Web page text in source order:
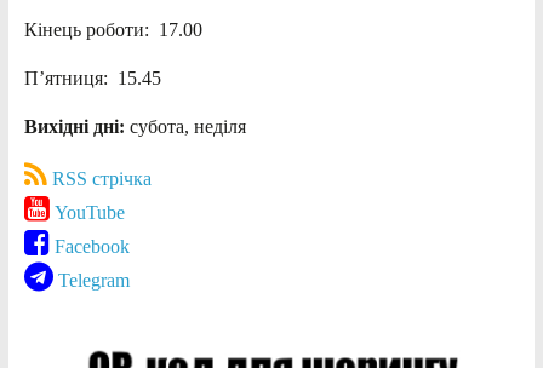
Кінець роботи: 17.00
П’ятниця: 15.45
Вихідні дні: субота, неділя
RSS стрічка
YouTube
Facebook
Telegram